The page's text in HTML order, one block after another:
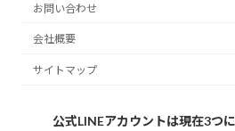
お問い合わせ
会社概要
サイトマップ
公式LINEアカウントは現在3つ